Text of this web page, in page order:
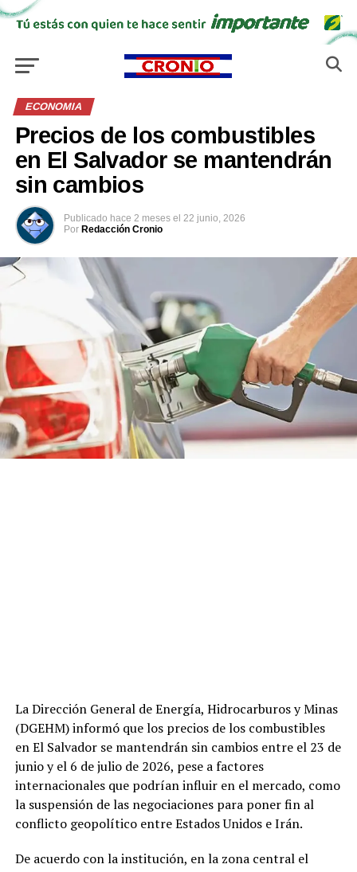
ECONOMIA
Precios de los combustibles
en El Salvador se mantendrán
sin cambios
Publicado hace 2 meses el 22 junio, 2026
Por Redacción Cronio
La Dirección General de Energía, Hidrocarburos y Minas
(DGEHM) informó que los precios de los combustibles
en El Salvador se mantendrán sin cambios entre el 23 de
junio y el 6 de julio de 2026, pese a factores
internacionales que podrían influir en el mercado, como
la suspensión de las negociaciones para poner fin al
conflicto geopolítico entre Estados Unidos e Irán.
De acuerdo con la institución, en la zona central el